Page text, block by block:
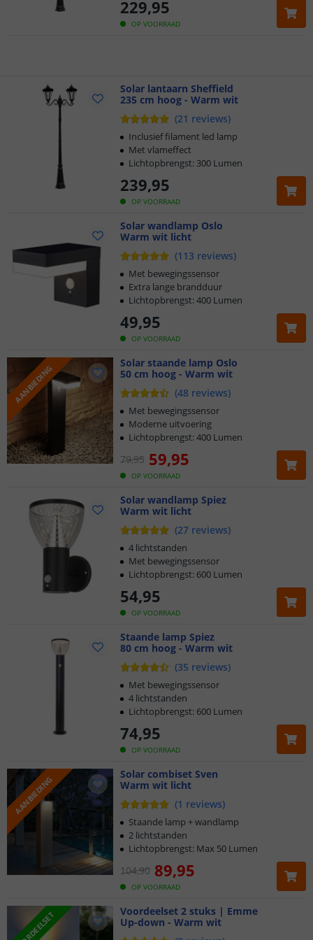
OP VOORRAAD
229,95
Klantbeoordeling 9.1
Solar lantaarn Sheffield
235 cm hoog - Warm wit
(21 reviews)
OP VOORRAAD
239,95
Inclusief filament led lamp
Met vlameffect
Lichtopbrengst: 300 Lumen
Solar wandlamp Oslo
Warm wit licht
(113 reviews)
OP VOORRAAD
49,95
Met bewegingssensor
Extra lange brandduur
Lichtopbrengst: 400 Lumen
AANBIEDING
Solar staande lamp Oslo
50 cm hoog - Warm wit
(48 reviews)
OP VOORRAAD
79,95 59,95
Met bewegingssensor
Moderne uitvoering
Lichtopbrengst: 400 Lumen
Solar wandlamp Spiez
Warm wit licht
(27 reviews)
OP VOORRAAD
54,95
4 lichtstanden
Met bewegingssensor
Lichtopbrengst: 600 Lumen
Staande lamp Spiez
80 cm hoog - Warm wit
(35 reviews)
OP VOORRAAD
74,95
Met bewegingssensor
4 lichtstanden
Lichtopbrengst: 600 Lumen
AANBIEDING
Solar combiset Sven
Warm wit licht
(1 reviews)
OP VOORRAAD
104,90 89,95
Staande lamp + wandlamp
2 lichtstanden
Lichtopbrengst: Max 50 Lumen
Voordeelset 2 stuks | Emme
Up-down - Warm wit